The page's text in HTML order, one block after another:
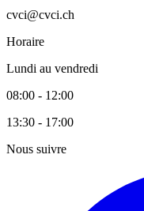
cvci@cvci.ch
Horaire
Lundi au vendredi
08:00 - 12:00
13:30 - 17:00
Nous suivre